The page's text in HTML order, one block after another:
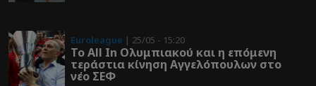
Euroleague | 25/05 - 15:20
Το All In Ολυμπιακού και η επόμενη
τεράστια κίνηση Αγγελόπουλων στο
νέο ΣΕΦ